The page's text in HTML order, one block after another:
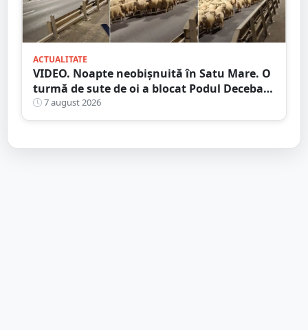
ACTUALITATE
VIDEO. Noapte neobișnuită în Satu Mare. O
turmă de sute de oi a blocat Podul Decebal.
Gest de apreciat al ciobanului
7 august 2026